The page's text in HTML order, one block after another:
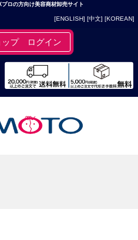
ロの方向け美容商材卸売サイト
[ENGLISH] [中文] [KOREAN]
ップ ログイン